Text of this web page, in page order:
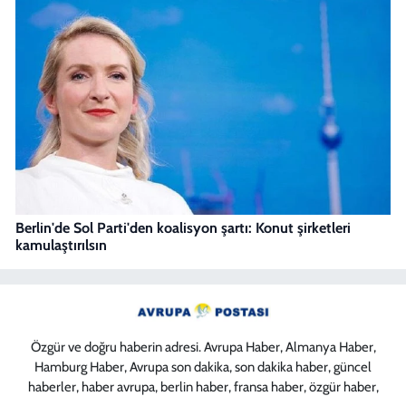
Berlin'de Sol Parti'den koalisyon şartı: Konut şirketleri
kamulaştırılsın
Özgür ve doğru haberin adresi. Avrupa Haber, Almanya Haber,
Hamburg Haber, Avrupa son dakika, son dakika haber, güncel
haberler, haber avrupa, berlin haber, fransa haber, özgür haber,